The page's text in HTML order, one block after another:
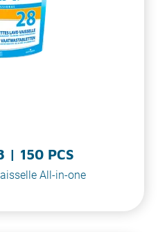
| 150 PCS
All-in-one